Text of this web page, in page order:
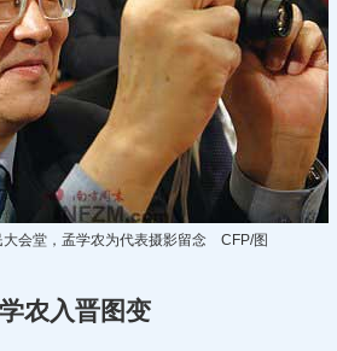
大会堂，孟学农为代表摄影留念 CFP/图
入晋图变